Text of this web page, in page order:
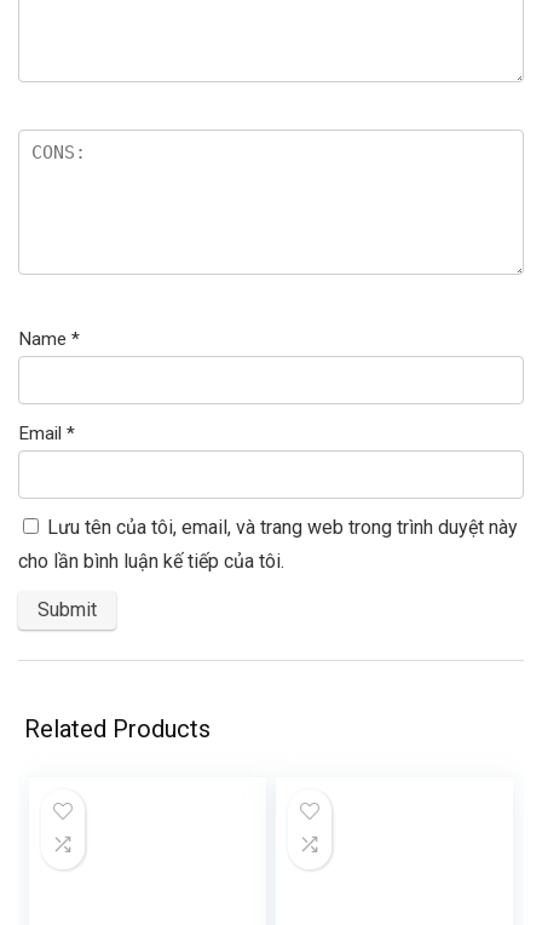
Name *
Email *
Lưu tên của tôi, email, và trang web trong trình duyệt này
cho lần bình luận kế tiếp của tôi.
Related Products